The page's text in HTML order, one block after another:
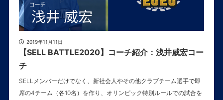
2019年11月11日
【SELL BATTLE2020】コーチ紹介：浅井威宏コー
チ
SELLメンバーだけでなく、新社会人やその他クラブチーム選手で即
席の4チーム（各10名）を作り、オリンピック特別ルールでの試合を